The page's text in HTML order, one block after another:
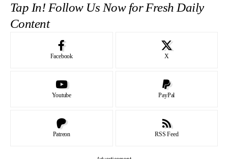
Tap In! Follow Us Now for Fresh Daily
Content
Facebook X
Youtube PayPal
Patreon RSS Feed